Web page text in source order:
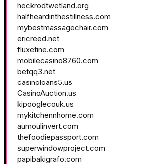
heckrodtwetland.org
halfheardinthestillness.com
mybestmassagechair.com
ericreed.net
fluxetine.com
mobilecasino8760.com
betqq3.net
casinoloans5.us
CasinoAuction.us
kipooglecouk.us
mykitchennhome.com
aumoulinvert.com
thefoodiepassport.com
superwindowproject.com
papibakigrafo.com